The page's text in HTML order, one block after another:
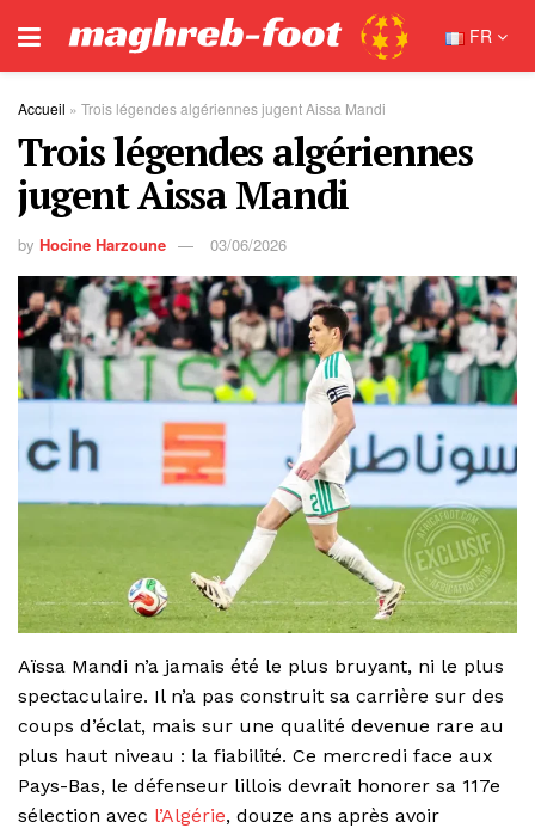
FR
Accueil » Trois légendes algériennes jugent Aissa Mandi
Trois légendes algériennes
jugent Aissa Mandi
by Hocine Harzoune 03/06/2026
Aïssa Mandi n’a jamais été le plus bruyant, ni le plus
spectaculaire. Il n’a pas construit sa carrière sur des
coups d’éclat, mais sur une qualité devenue rare au
plus haut niveau : la fiabilité. Ce mercredi face aux
Pays-Bas, le défenseur lillois devrait honorer sa 117e
sélection avec l’Algérie, douze ans après avoir